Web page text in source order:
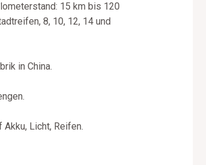
15 km bis 120
8, 10, 12, 14 und
in China.
Licht, Reifen.